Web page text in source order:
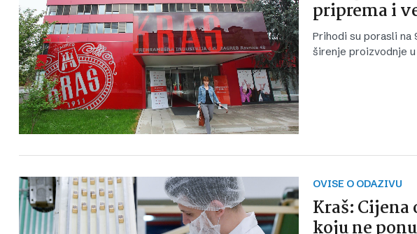
priprema i
Prihodi su porasli na
širenje proizvodnje
OVISE O ODAZIVU
Kraš: Cijena